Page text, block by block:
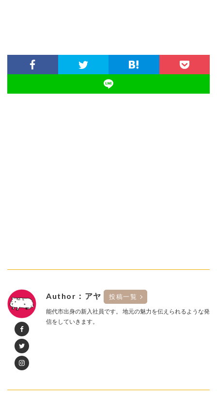
Author：アヤ 投稿一覧
能代市出身の新入社員です。 地元の魅力を伝えられるような発
信をしていきます。